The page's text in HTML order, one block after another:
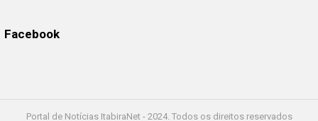
Facebook
Portal de Notícias ItabiraNet - 2024. Todos os direitos reservados